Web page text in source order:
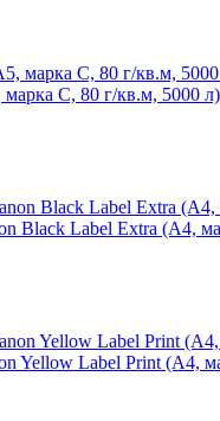
С, 80 г/кв.м, 5000 л)
Black Label Extra (А4,
Yellow Label Print (А4,